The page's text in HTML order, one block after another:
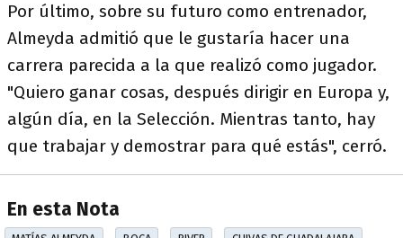
Por último, sobre su futuro como entrenador,
Almeyda admitió que le gustaría hacer una
carrera parecida a la que realizó como jugador.
"Quiero ganar cosas, después dirigir en Europa y,
algún día, en la Selección. Mientras tanto, hay
que trabajar y demostrar para qué estás", cerró.
En esta Nota